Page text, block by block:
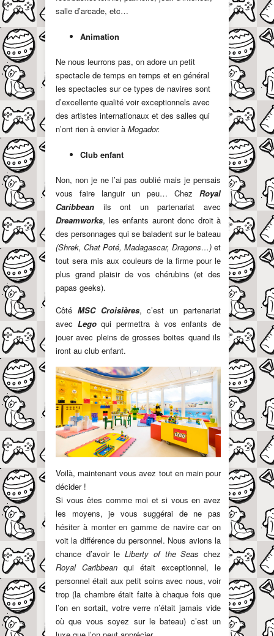
salle d’arcade, etc…
Animation
Ne nous leurrons pas, on adore un petit
spectacle de temps en temps et en général
les spectacles sur ce types de navires sont
d’excellente qualité voir exceptionnels avec
des artistes internationaux et des salles qui
n’ont rien à envier à Mogador.
Club enfant
Non, non je ne l’ai pas oublié mais je pensais
vous faire languir un peu… Chez Royal
Caribbean ils ont un partenariat avec
Dreamworks, les enfants auront donc droit à
des personnages qui se baladent sur le bateau
(Shrek, Chat Poté, Madagascar, Dragons…) et
tout sera mis aux couleurs de la firme pour le
plus grand plaisir de vos chérubins (et des
papas geeks).
Côté MSC Croisières, c’est un partenariat
avec Legoqui permettra à vos enfants de
jouer avec pleins de grosses boites quand ils
iront au club enfant.
Voilà, maintenant vous avez tout en main pour
décider !
Si vous êtes comme moi et si vous en avez
les moyens, je vous suggérai de ne pas
hésiter à monter en gamme de navire car on
voit la différence du personnel. Nous avions la
chance d’avoir leLiberty of the Seas chez
Royal Caribbean qui était exceptionnel, le
personnel était aux petit soins avec nous, voir
trop (la chambre était faite à chaque fois que
l’on en sortait, votre verre n’était jamais vide
où que vous soyez sur le bateau) c’est un